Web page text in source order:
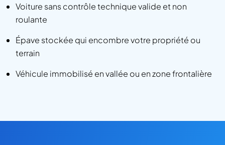
Voiture sans contrôle technique valide et non
roulante
Épave stockée qui encombre votre propriété ou
terrain
Véhicule immobilisé en vallée ou en zone frontalière